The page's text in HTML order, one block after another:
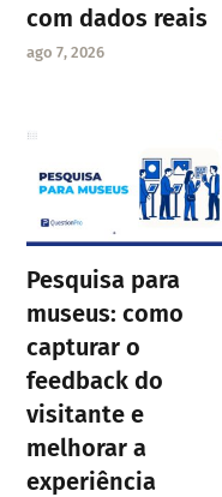
com dados reais
ago 7, 2026
Pesquisa para
museus: como
capturar o
feedback do
visitante e
melhorar a
experiência